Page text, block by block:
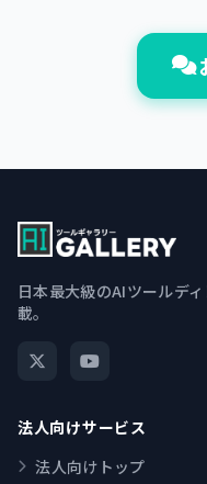
日本最大級のAIツールデ
載。
法人向けサービス
法人向けトップ